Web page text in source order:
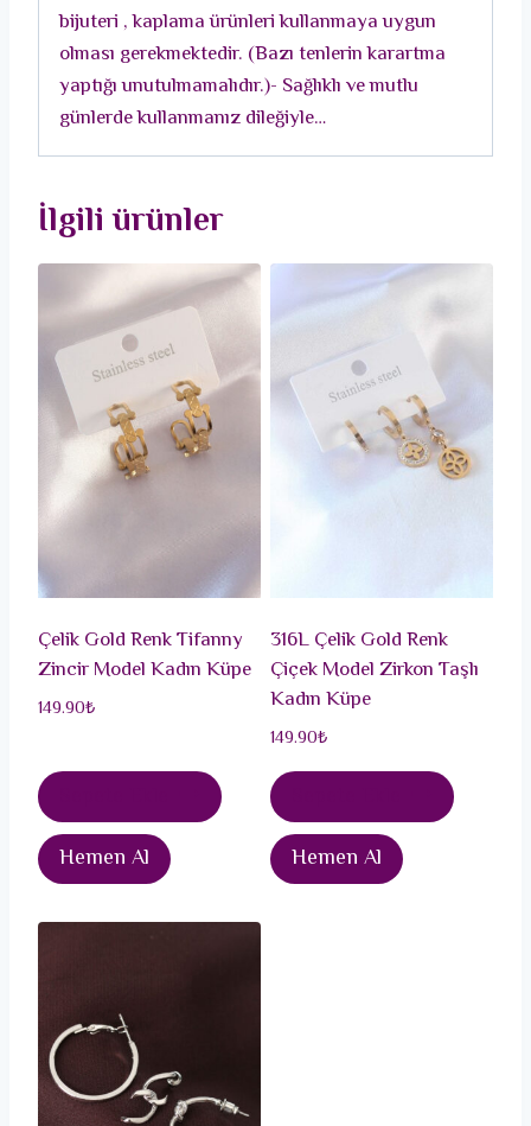
bijuteri , kaplama ürünleri kullanmaya uygun
olması gerekmektedir. (Bazı tenlerin karartma
yaptığı unutulmamalıdır.)- Sağlıklı ve mutlu
günlerde kullanmanız dileğiyle…
İlgili ürünler
Çelik Gold Renk Tifanny
Zincir Model Kadın Küpe
149.90₺
Hemen Al
316L Çelik Gold Renk
Çiçek Model Zirkon Taşlı
Kadın Küpe
149.90₺
Hemen Al